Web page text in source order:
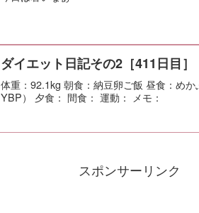
ダイエット日記その2［411日目］
体重：92.1kg 朝食：納豆卵ご飯 昼食：め
YBP） 夕食： 間食： 運動： メモ：
スポンサーリンク